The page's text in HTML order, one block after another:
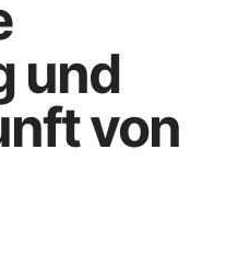
und
von